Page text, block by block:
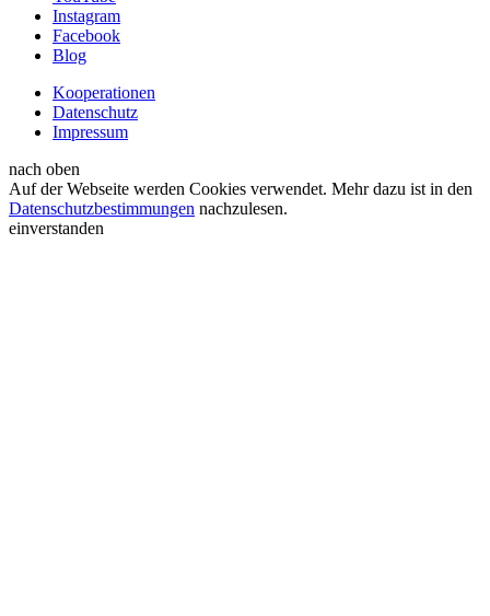
Instagram
Facebook
Blog
Kooperationen
Datenschutz
Impressum
nach oben
Auf der Webseite werden Cookies verwendet. Mehr dazu ist in den
Datenschutzbestimmungen nachzulesen.
einverstanden